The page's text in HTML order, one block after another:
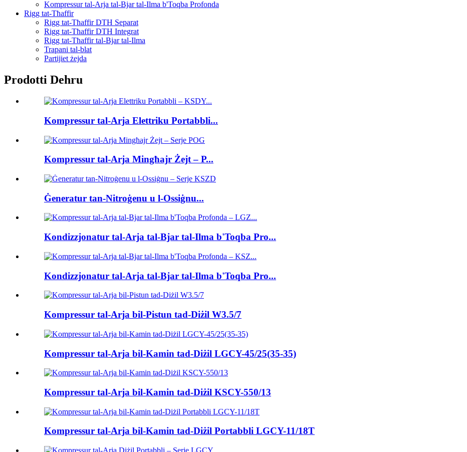
Kompressur tal-Arja tal-Bjar tal-Ilma b'Toqba Profonda
Rigg tat-Tħaffir
Rigg tat-Tħaffir DTH Separat
Rigg tat-Tħaffir DTH Integrat
Rigg tat-Tħaffir tal-Bjar tal-Ilma
Trapani tal-blat
Partijiet żejda
Prodotti Dehru
Kompressur tal-Arja Elettriku Portabbli...
Kompressur tal-Arja Mingħajr Żejt – P...
Ġeneratur tan-Nitroġenu u l-Ossiġnu...
Kondizzjonatur tal-Arja tal-Bjar tal-Ilma b'Toqba Pro...
Kondizzjonatur tal-Arja tal-Bjar tal-Ilma b'Toqba Pro...
Kompressur tal-Arja bil-Pistun tad-Diżil W3.5/7
Kompressur tal-Arja bil-Kamin tad-Diżil LGCY-45/25(35-35)
Kompressur tal-Arja bil-Kamin tad-Diżil KSCY-550/13
Kompressur tal-Arja bil-Kamin tad-Diżil Portabbli LGCY-11/18T